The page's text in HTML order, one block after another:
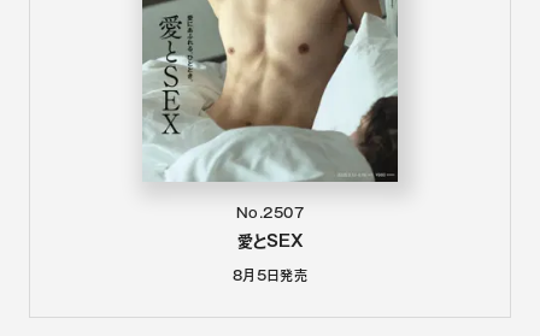
No.2507
愛とSEX
8月5日発売